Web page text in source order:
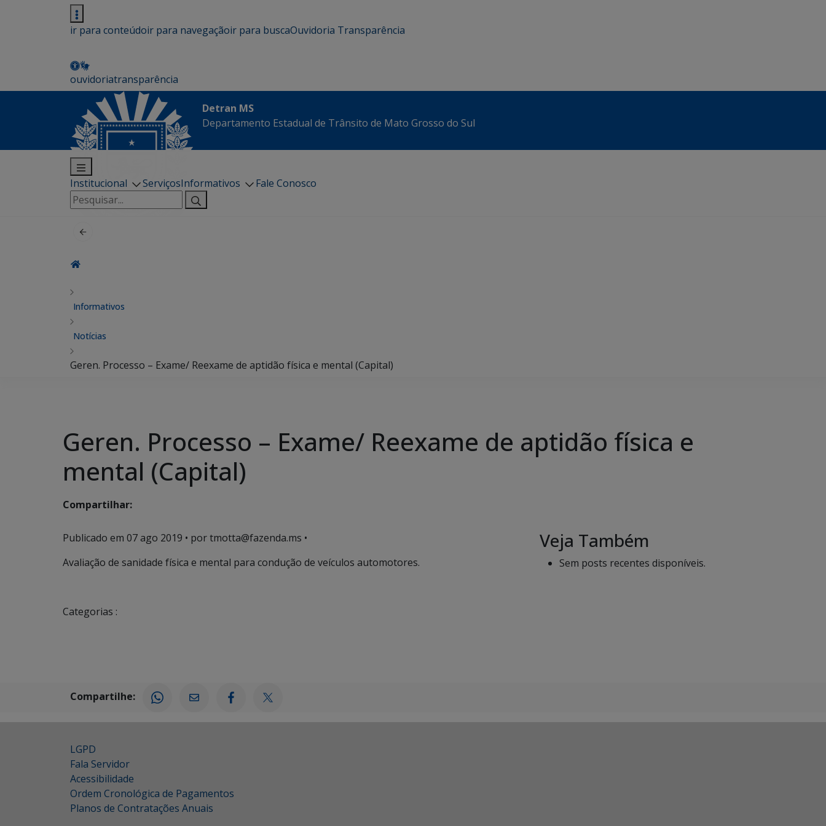
ir para conteúdoir para navegaçãoir para buscaOuvidoria Transparência
ouvidoriatransparência
Detran MS
Departamento Estadual de Trânsito de Mato Grosso do Sul
Institucional ServiçosInformativos
Fale Conosco
Pesquisar
por:
Informativos
Notícias
Geren. Processo – Exame/ Reexame de aptidão física e mental (Capital)
Geren. Processo – Exame/ Reexame de aptidão física e
mental (Capital)
Compartilhar:
Publicado em 07 ago 2019 • por tmotta@fazenda.ms •
Avaliação de sanidade física e mental para condução de veículos automotores.
Categorias :
Veja Também
Sem posts recentes disponíveis.
Compartilhe:
LGPD
Fala Servidor
Acessibilidade
Ordem Cronológica de Pagamentos
Planos de Contratações Anuais